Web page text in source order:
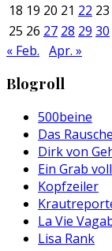
18 19 20 21 22 23
25 26 27 28 29 30
« Feb. Apr. »
Blogroll
500beine
Das
Dirk von
Ein Grab
Kopfzeiler
La Vie
Lisa Rank